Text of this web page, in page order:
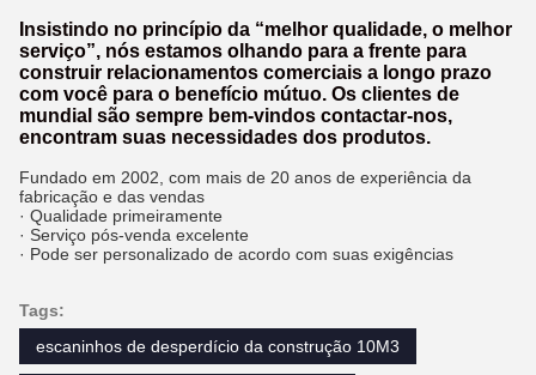
Insistindo no princípio da “melhor qualidade, o melhor
serviço”, nós estamos olhando para a frente para
construir relacionamentos comerciais a longo prazo
com você para o benefício mútuo. Os clientes de
mundial são sempre bem-vindos contactar-nos,
encontram suas necessidades dos produtos.
Fundado em 2002, com mais de 20 anos de experiência da
fabricação e das vendas
· Qualidade primeiramente
· Serviço pós-venda excelente
· Pode ser personalizado de acordo com suas exigências
Tags:
escaninhos de desperdício da construção 10M3